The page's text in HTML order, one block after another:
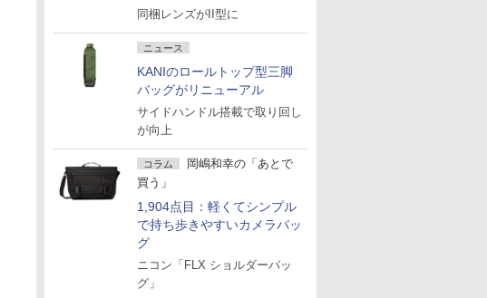
同梱レンズがII型に
ニュース
KANIのロールトップ型三脚
バッグがリニューアル
サイドハンドル搭載で取り回し
が向上
コラム
岡嶋和幸の「あとで
買う」
1,904点目：軽くてシンプル
で持ち歩きやすいカメラバッ
グ
ニコン「FLX ショルダーバッ
グ」